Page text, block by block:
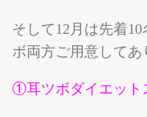
そして12月は先着
ボ両方ご用意してあ
①耳ツボダイエット